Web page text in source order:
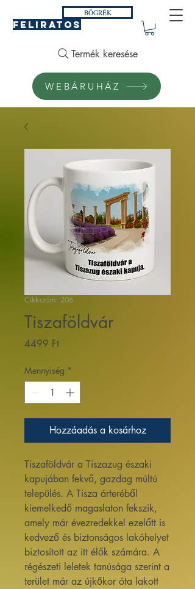
FELIRATOS
BÖGRÉK
Termék keresése
WEBÁRUHÁZ
Cikkszám: 206
Tiszaföldvár
4499 FtÁr
Mennyiség *
Hozzáadás a kosárhoz
Tiszaföldvár a Tiszazug északi
kapujában fekvő, gazdag múltú
település. A Tisza árteréből
kiemelkedő magaslaton fekszik,
amely már évezredekkel ezelőtt is
kedvező és biztonságos lakóhelyet
biztosított az itt élők számára. A
régészeti leletek tanúsága szerint a
terület már az újkőkor óta lakott